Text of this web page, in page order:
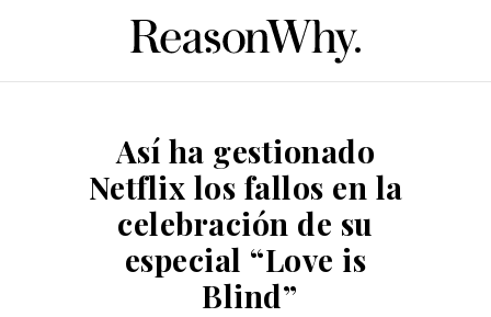
Así ha gestionado
Netflix los fallos en la
celebración de su
especial “Love is
Blind”